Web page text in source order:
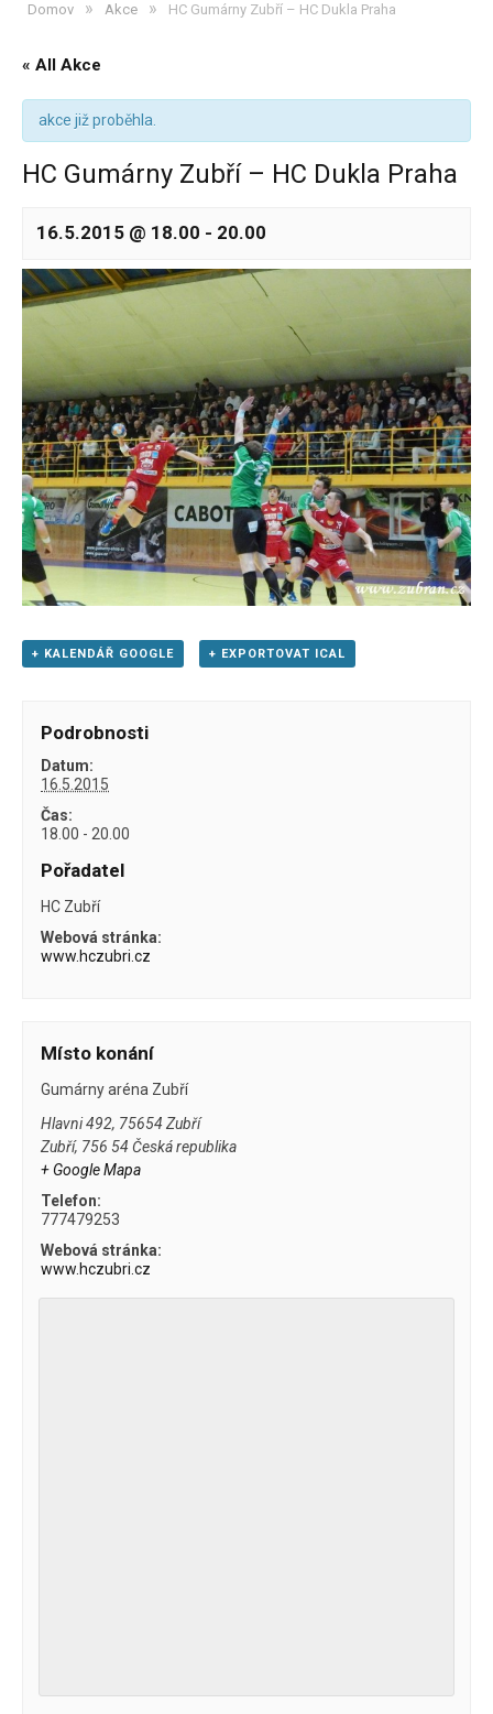
Domov » Akce » HC Gumárny Zubří – HC Dukla Praha
« All Akce
akce již proběhla.
HC Gumárny Zubří – HC Dukla Praha
16.5.2015 @ 18.00 - 20.00
+ KALENDÁŘ GOOGLE + EXPORTOVAT ICAL
Podrobnosti
Datum:
16.5.2015
Čas:
18.00 - 20.00
Pořadatel
HC Zubří
Webová stránka:
www.hczubri.cz
Místo konání
Gumárny aréna Zubří
Hlavni 492, 75654 Zubří
Zubří, 756 54 Česká republika
+ Google Mapa
Telefon:
777479253
Webová stránka:
www.hczubri.cz